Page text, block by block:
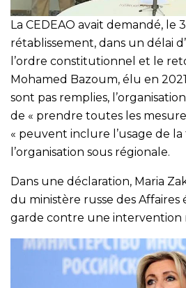
La CEDEAO avait demandé, le
rétablissement, dans un délai
l’ordre constitutionnel et le
Mohamed Bazoum, élu en
sont pas remplies,
de « prendre toutes les
« peuvent inclure l’usage de la
l’organisation sous régionale.
Dans une déclaration, Maria
du ministère russe des Affaires
garde contre une intervention